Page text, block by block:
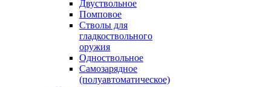
Двуствольное
Помповое
Стволы для
гладкоствольного
оружия
Одноствольное
Самозарядное
(полуавтоматическое)